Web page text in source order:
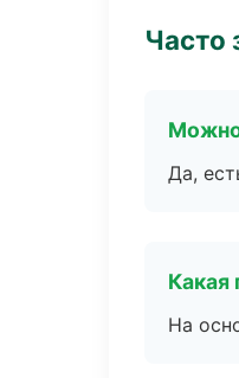
Часто
Можно
Да,
Какая
На